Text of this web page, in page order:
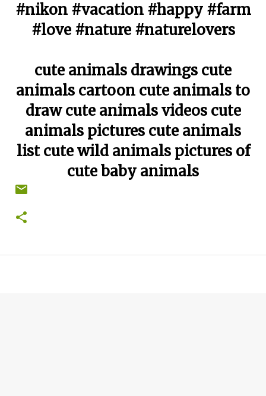
#nikon #vacation #happy #farm
#love #nature #naturelovers
cute animals drawings cute
animals cartoon cute animals to
draw cute animals videos cute
animals pictures cute animals
list cute wild animals pictures of
cute baby animals